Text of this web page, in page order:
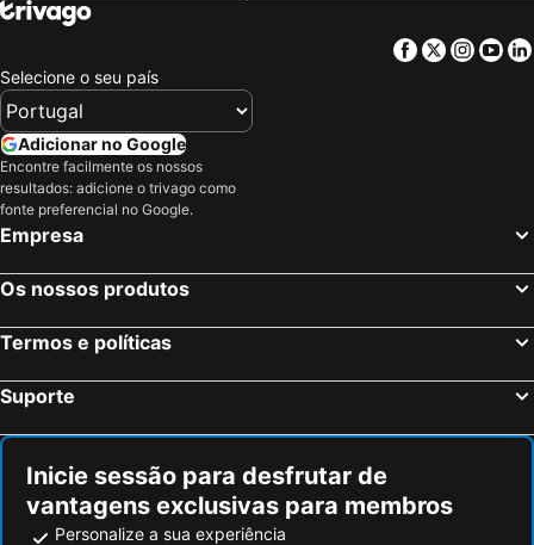
Facebook
Twitter
Selecione o seu país
Adicionar no Google
Encontre facilmente os nossos
resultados: adicione o trivago como
fonte preferencial no Google.
Empresa
Os nossos produtos
Termos e políticas
Suporte
Inicie sessão para desfrutar de
vantagens exclusivas para membros
Personalize a sua experiência